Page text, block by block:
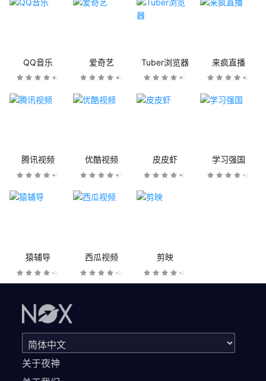
QQ音乐 爱奇艺 Tuber浏览器 来疯直播
腾讯视频 优酷视频 皮皮虾 学习强国
猿辅导 西瓜视频 剪映
关于夜神